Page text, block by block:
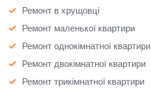
Ремонт в хрущовці
Ремонт маленької квартири
Ремонт однокімнатної квартири
Ремонт двокімнатної квартири
Ремонт трикімнатної квартири